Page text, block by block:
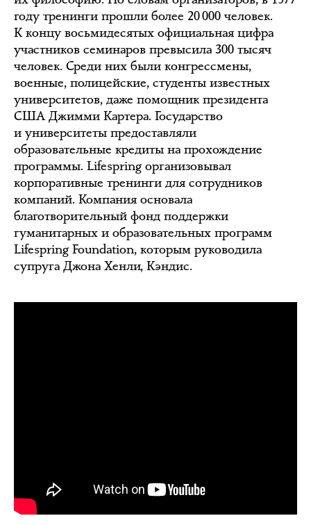
году тренинги прошли более 20 000 человек.
К концу восьмидесятых официальная цифра
участников семинаров превысила 300 тысяч
человек. Среди них были конгрессмены,
военные, полицейские, студенты известных
университетов, даже помощник президента
США Джимми Картера. Государство
и университеты предоставляли
образовательные кредиты на прохождение
программы. Lifespring организовывал
корпоративные тренинги для сотрудников
компаний. Компания основала
благотворительный фонд поддержки
гуманитарных и образовательных программ
Lifespring Foundation, которым руководила
супруга Джона Хенли, Кэндис.